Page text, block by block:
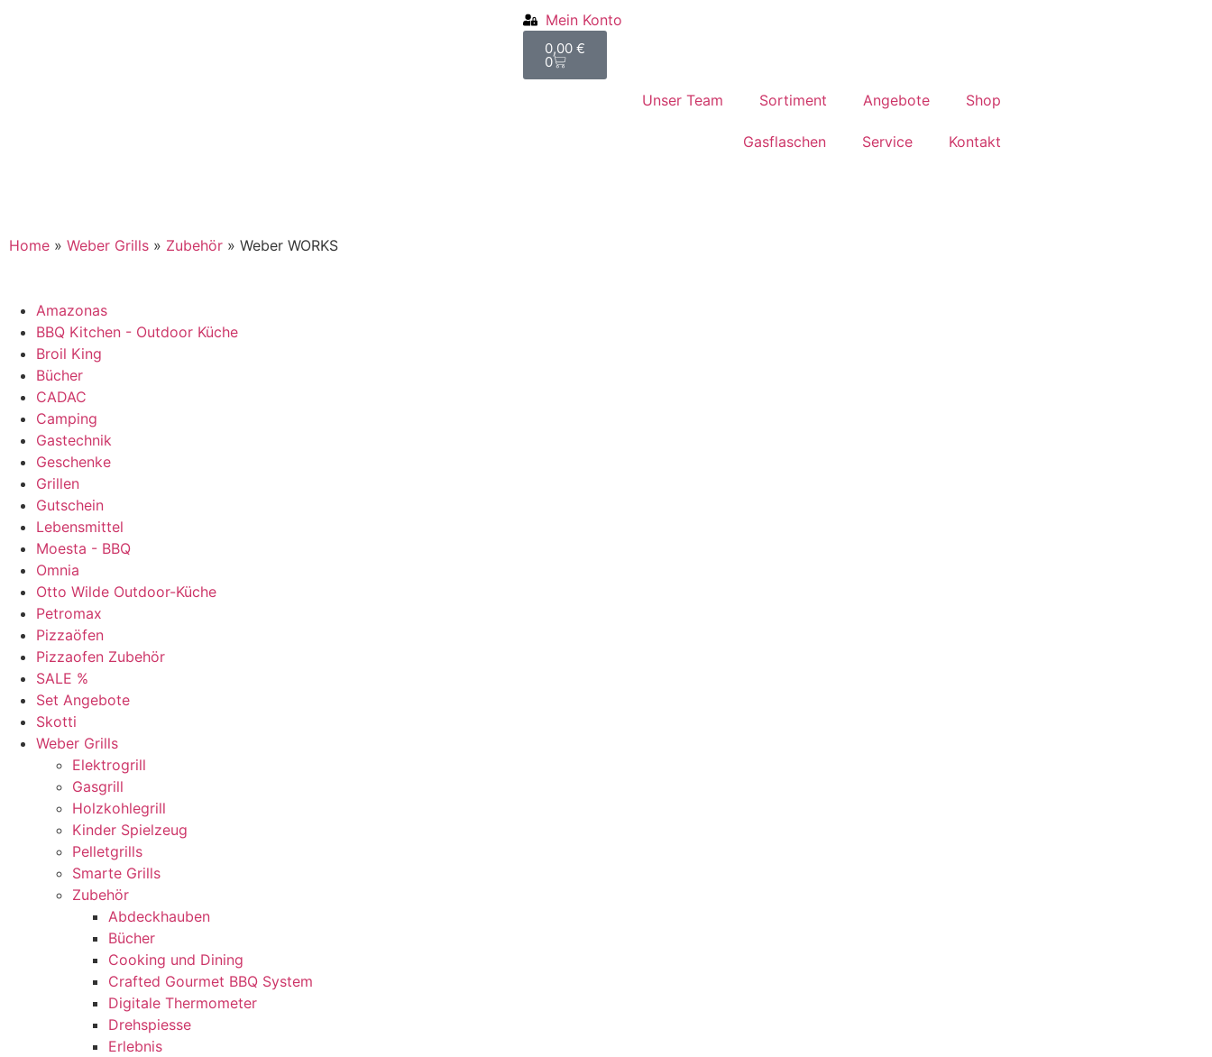
Mein Konto
0,00 €
0
Unser Team Sortiment Angebote Shop
Gasflaschen Service Kontakt
Home » Weber Grills » Zubehör » Weber WORKS
Amazonas
BBQ Kitchen - Outdoor Küche
Broil King
Bücher
CADAC
Camping
Gastechnik
Geschenke
Grillen
Gutschein
Lebensmittel
Moesta - BBQ
Omnia
Otto Wilde Outdoor-Küche
Petromax
Pizzaöfen
Pizzaofen Zubehör
SALE %
Set Angebote
Skotti
Weber Grills
Elektrogrill
Gasgrill
Holzkohlegrill
Kinder Spielzeug
Pelletgrills
Smarte Grills
Zubehör
Abdeckhauben
Bücher
Cooking und Dining
Crafted Gourmet BBQ System
Digitale Thermometer
Drehspiesse
Erlebnis